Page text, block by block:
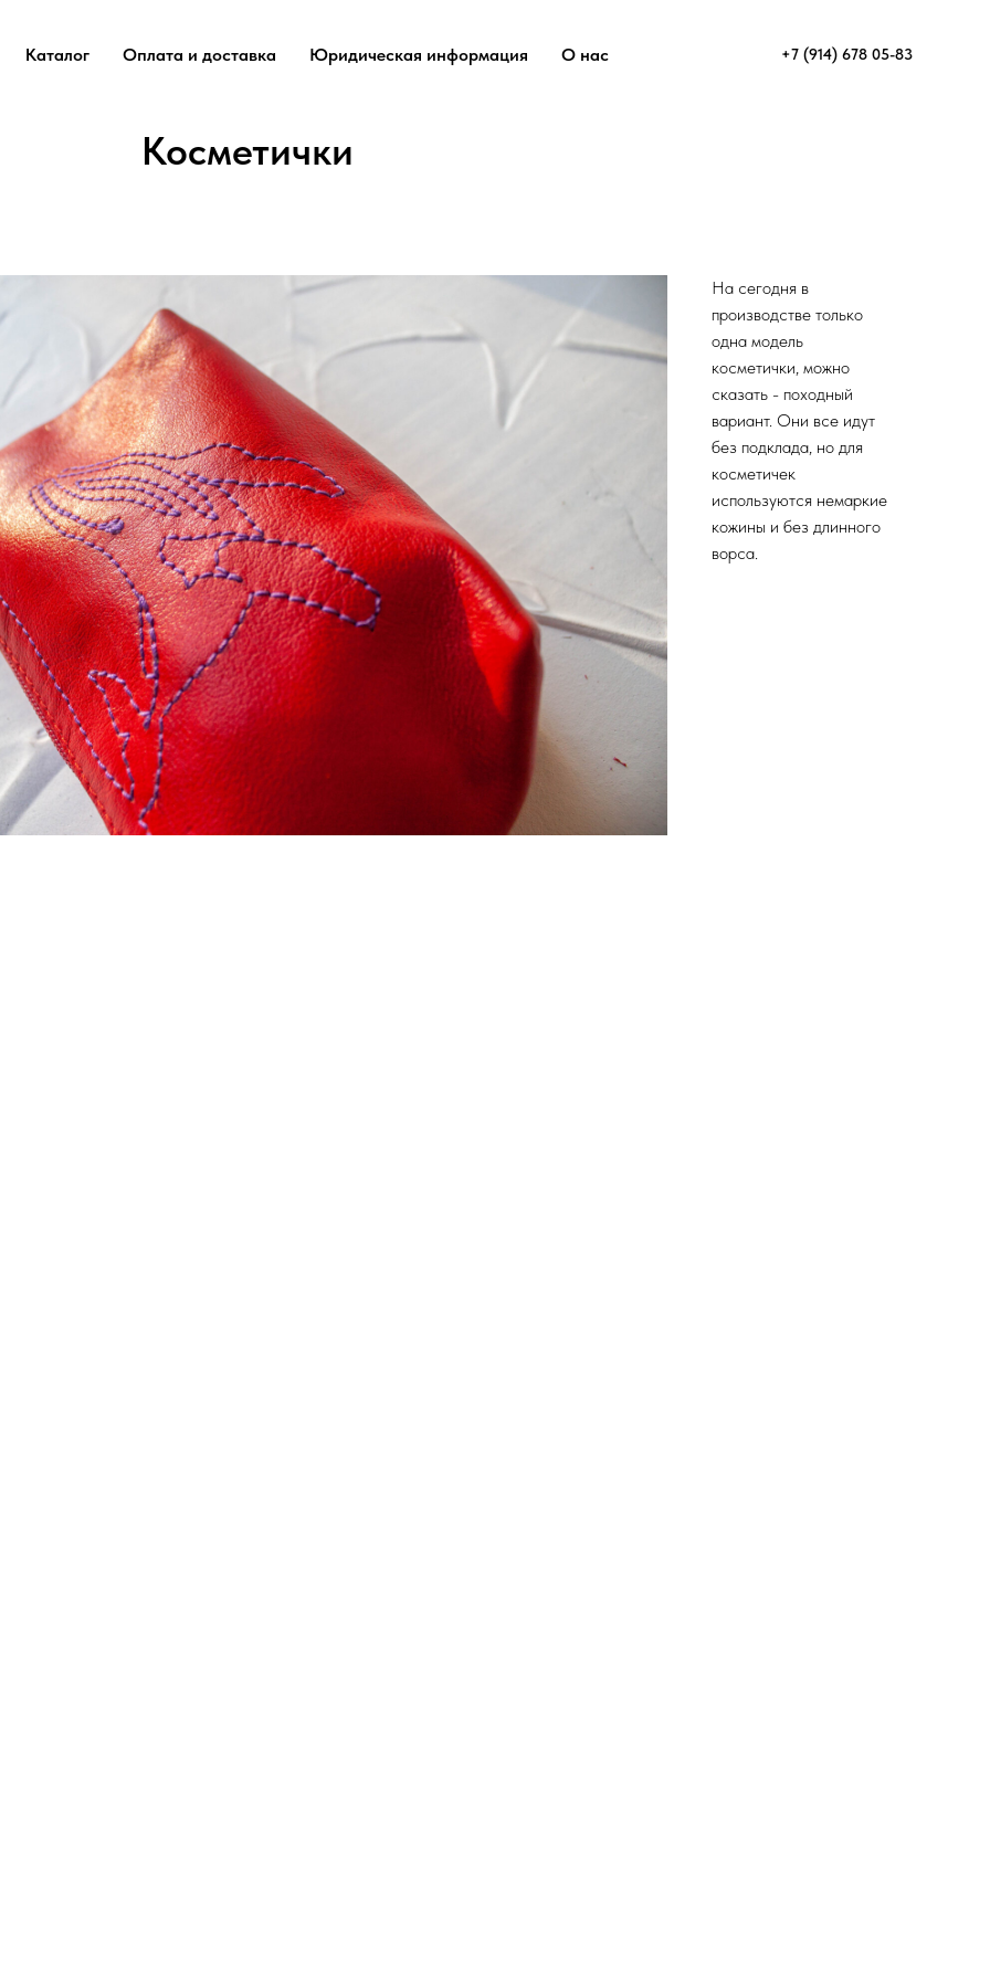
Каталог Оплата и доставка Юридическая информация О нас +7 (914) 678 05-83
Косметички
На сегодня в
производстве только
одна модель
косметички, можно
сказать - походный
вариант. Они все идут
без подклада, но для
косметичек
используются немаркие
кожины и без длинного
ворса.